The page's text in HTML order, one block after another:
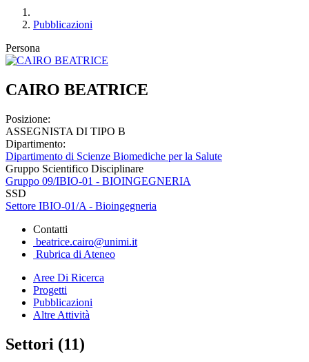
Pubblicazioni
Persona
CAIRO BEATRICE
Posizione:
ASSEGNISTA DI TIPO B
Dipartimento:
Dipartimento di Scienze Biomediche per la Salute
Gruppo Scientifico Disciplinare
Gruppo 09/IBIO-01 - BIOINGEGNERIA
SSD
Settore IBIO-01/A - Bioingegneria
Contatti
beatrice.cairo@unimi.it
Rubrica di Ateneo
Aree Di Ricerca
Progetti
Pubblicazioni
Altre Attività
Settori (11)